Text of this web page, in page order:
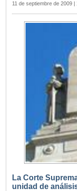
11 de septiembre de 2009
La Corte
unidad de